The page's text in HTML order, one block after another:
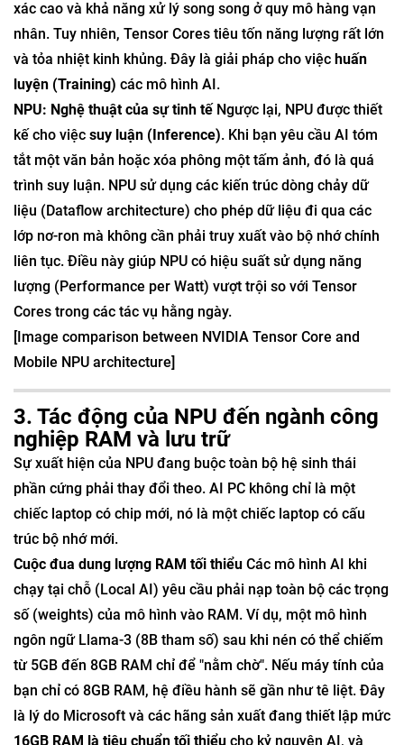
xác cao và khả năng xử lý song song ở quy mô hàng vạn
nhân. Tuy nhiên, Tensor Cores tiêu tốn năng lượng rất lớn
và tỏa nhiệt kinh khủng. Đây là giải pháp cho việc huấn
luyện (Training) các mô hình AI.
NPU: Nghệ thuật của sự tinh tếNgược lại, NPU được thiết
kế cho việc suy luận (Inference). Khi bạn yêu cầu AI tóm
tắt một văn bản hoặc xóa phông một tấm ảnh, đó là quá
trình suy luận. NPU sử dụng các kiến trúc dòng chảy dữ
liệu (Dataflow architecture) cho phép dữ liệu đi qua các
lớp nơ-ron mà không cần phải truy xuất vào bộ nhớ chính
liên tục. Điều này giúp NPU có hiệu suất sử dụng năng
lượng (Performance per Watt) vượt trội so với Tensor
Cores trong các tác vụ hằng ngày.
[Image comparison between NVIDIA Tensor Core and
Mobile NPU architecture]
3. Tác động của NPU đến ngành công
nghiệp RAM và lưu trữ
Sự xuất hiện của NPU đang buộc toàn bộ hệ sinh thái
phần cứng phải thay đổi theo. AI PC không chỉ là một
chiếc laptop có chip mới, nó là một chiếc laptop có cấu
trúc bộ nhớ mới.
Cuộc đua dung lượng RAM tối thiểu Các mô hình AI khi
chạy tại chỗ (Local AI) yêu cầu phải nạp toàn bộ các trọng
số (weights) của mô hình vào RAM. Ví dụ, một mô hình
ngôn ngữ Llama-3 (8B tham số) sau khi nén có thể chiếm
từ 5GB đến 8GB RAM chỉ để "nằm chờ". Nếu máy tính của
bạn chỉ có 8GB RAM, hệ điều hành sẽ gần như tê liệt. Đây
là lý do Microsoft và các hãng sản xuất đang thiết lập mức
16GB RAM là tiêu chuẩn tối thiểu cho kỷ nguyên AI, và